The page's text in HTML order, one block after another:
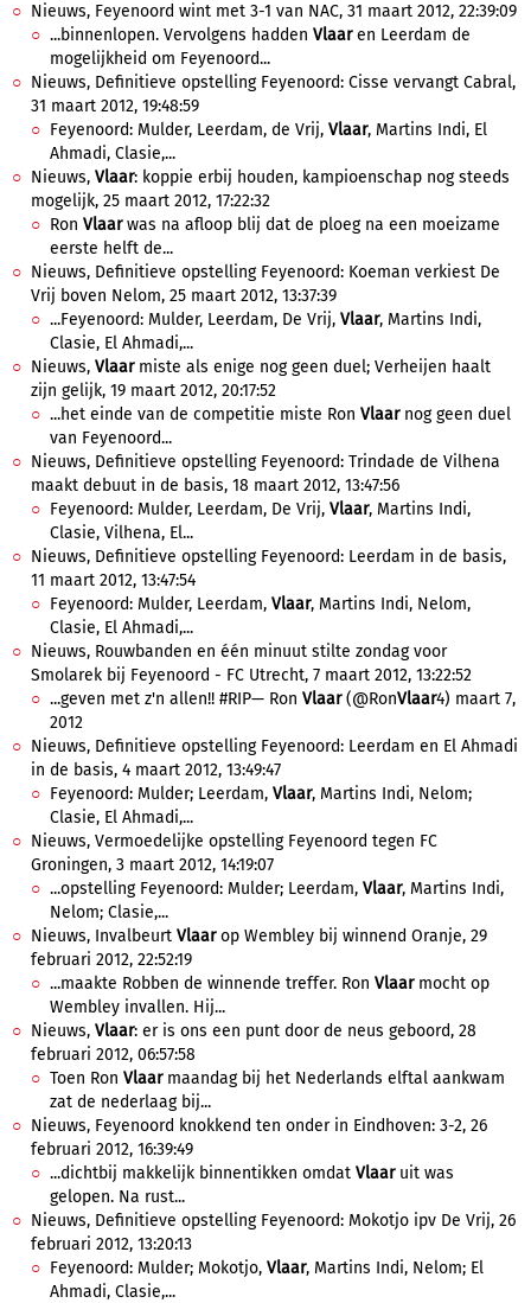
Nieuws, Feyenoord wint met 3-1 van NAC, 31 maart 2012, 22:39:09
...binnenlopen. Vervolgens hadden Vlaaren Leerdam de
mogelijkheid om Feyenoord...
Nieuws, Definitieve opstelling Feyenoord: Cisse vervangt Cabral,
31 maart 2012, 19:48:59
Feyenoord: Mulder, Leerdam, de Vrij, Vlaar, Martins Indi, El
Ahmadi, Clasie,...
Nieuws, Vlaar: koppie erbij houden, kampioenschap nog steeds
mogelijk, 25 maart 2012, 17:22:32
Ron Vlaarwas na afloop blij dat de ploeg na een moeizame
eerste helft de...
Nieuws, Definitieve opstelling Feyenoord: Koeman verkiest De
Vrij boven Nelom, 25 maart 2012, 13:37:39
...Feyenoord: Mulder, Leerdam, De Vrij, Vlaar, Martins Indi,
Clasie, El Ahmadi,...
Nieuws, Vlaarmiste als enige nog geen duel; Verheijen haalt
zijn gelijk, 19 maart 2012, 20:17:52
...het einde van de competitie miste Ron Vlaarnog geen duel
van Feyenoord...
Nieuws, Definitieve opstelling Feyenoord: Trindade de Vilhena
maakt debuut in de basis, 18 maart 2012, 13:47:56
Feyenoord: Mulder, Leerdam, De Vrij, Vlaar, Martins Indi,
Clasie, Vilhena, El...
Nieuws, Definitieve opstelling Feyenoord: Leerdam in de basis,
11 maart 2012, 13:47:54
Feyenoord: Mulder, Leerdam, Vlaar, Martins Indi, Nelom,
Clasie, El Ahmadi,...
Nieuws, Rouwbanden en één minuut stilte zondag voor
Smolarek bij Feyenoord - FC Utrecht, 7 maart 2012, 13:22:52
...geven met z'n allen!! #RIP— Ron Vlaar(@RonVlaar4) maart 7,
2012
Nieuws, Definitieve opstelling Feyenoord: Leerdam en El Ahmadi
in de basis, 4 maart 2012, 13:49:47
Feyenoord: Mulder; Leerdam, Vlaar, Martins Indi, Nelom;
Clasie, El Ahmadi,...
Nieuws, Vermoedelijke opstelling Feyenoord tegen FC
Groningen, 3 maart 2012, 14:19:07
...opstelling Feyenoord: Mulder; Leerdam, Vlaar, Martins Indi,
Nelom; Clasie,...
Nieuws, Invalbeurt Vlaarop Wembley bij winnend Oranje, 29
februari 2012, 22:52:19
...maakte Robben de winnende treffer. Ron Vlaarmocht op
Wembley invallen. Hij...
Nieuws, Vlaar: er is ons een punt door de neus geboord, 28
februari 2012, 06:57:58
Toen Ron Vlaarmaandag bij het Nederlands elftal aankwam
zat de nederlaag bij...
Nieuws, Feyenoord knokkend ten onder in Eindhoven: 3-2, 26
februari 2012, 16:39:49
...dichtbij makkelijk binnentikken omdat Vlaaruit was
gelopen. Na rust...
Nieuws, Definitieve opstelling Feyenoord: Mokotjo ipv De Vrij, 26
februari 2012, 13:20:13
Feyenoord: Mulder; Mokotjo, Vlaar, Martins Indi, Nelom; El
Ahmadi, Clasie,...